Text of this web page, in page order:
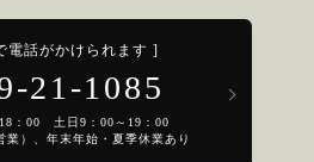
電話がかけられます ]
21-1085
：00 土日9：00～19：00
業）、年末年始・夏季休業あり